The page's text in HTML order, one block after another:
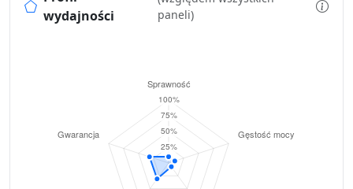
wydajności
paneli)